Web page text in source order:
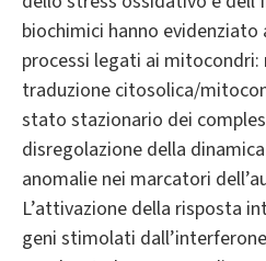
biochimici hanno
processi legati ai mitocondri:
traduzione citosolica/
stato stazionario dei
disregolazione della
anomalie nei marcatori
L’attivazione della risposta
geni stimolati